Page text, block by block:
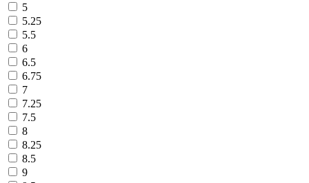
5
5.25
5.5
6
6.5
6.75
7
7.25
7.5
8
8.25
8.5
9